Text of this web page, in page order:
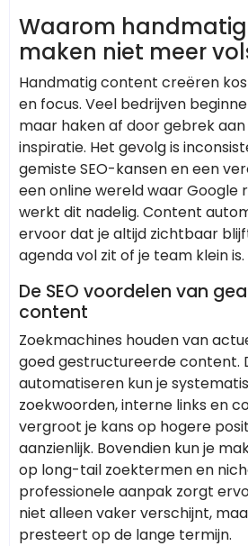
Waarom
maken niet meer
Handmatig content creëren
en focus. Veel bedrijven
maar haken af door gebrek
inspiratie. Het gevolg is
gemiste SEO-kansen en een
een online wereld waar Google
werkt dit nadelig. Content
ervoor dat je altijd zichtbaar
agenda vol zit of je team klein is.
De SEO voordelen van
content
Zoekmachines houden van
goed gestructureerde content.
automatiseren kun je
zoekwoorden, interne links en
vergroot je kans op hogere
aanzienlijk. Bovendien kun je
op long-tail zoektermen en
professionele aanpak zorgt
niet alleen vaker verschijnt,
presteert op de lange termijn.